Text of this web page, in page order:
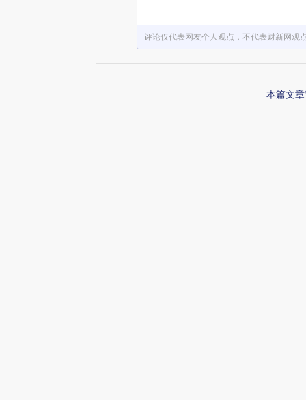
评论仅代表网友个人观点，不代表财新网观
本篇文